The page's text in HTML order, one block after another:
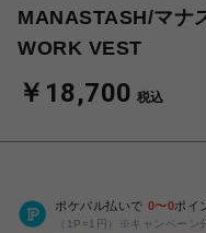
MANASTASH/マナ
WORK VEST
￥18,700 税込
ポケパル払いで 0〜0ポイ
（1P=1円）※キャンペーン